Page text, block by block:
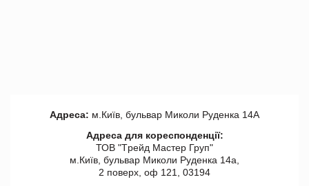
Адреса: м.Київ, бульвар Миколи Руденка 14А
Адреса для кореспонденції:
ТОВ "Tрейд Мастер Груп"
м.Київ, бульвар Миколи Руденка 14а,
2 поверх, оф 121, 03194